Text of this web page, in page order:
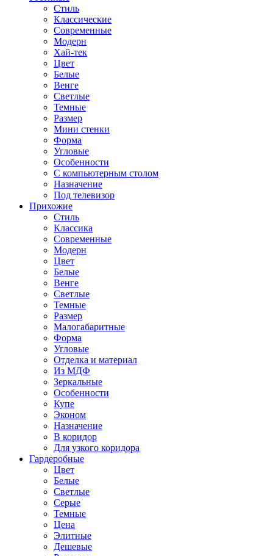
Стиль
Классические
Современные
Модерн
Хай-тек
Цвет
Белые
Венге
Светлые
Темные
Размер
Мини стенки
Форма
Угловые
Особенности
С компьютерным столом
Назначение
Под телевизор
Прихожие
Стиль
Классика
Современные
Модерн
Цвет
Белые
Венге
Светлые
Темные
Размер
Малогабаритные
Форма
Угловые
Отделка и материал
Из МДФ
Зеркальные
Особенности
Купе
Эконом
Назначение
В коридор
Для узкого коридора
Гардеробные
Цвет
Белые
Светлые
Серые
Темные
Цена
Элитные
Дешевые